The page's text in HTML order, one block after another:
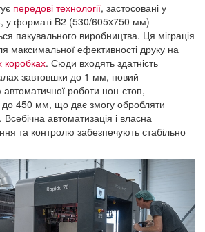
передові технології, застосовані у
у форматі B2 (530/605x750 мм) —
пакувального виробництва. Ця міграція
максимальної ефективності друку на
коробках. Сюди входять здатність
завтовшки до 1 мм, новий
роботи нон-стоп,
450 мм, що дає змогу обробляти
Всебічна автоматизація і власна
та контролю забезпечують стабільно